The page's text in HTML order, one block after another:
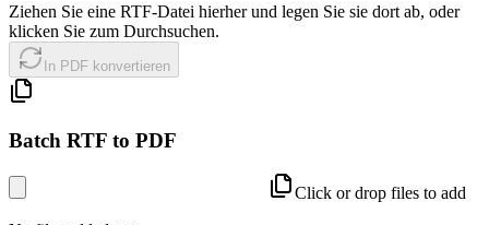
Ziehen Sie eine RTF-Datei hierher und legen Sie sie dort ab, oder
klicken Sie zum Durchsuchen.
In PDF konvertieren
Batch RTF to PDF
Click or drop files to add